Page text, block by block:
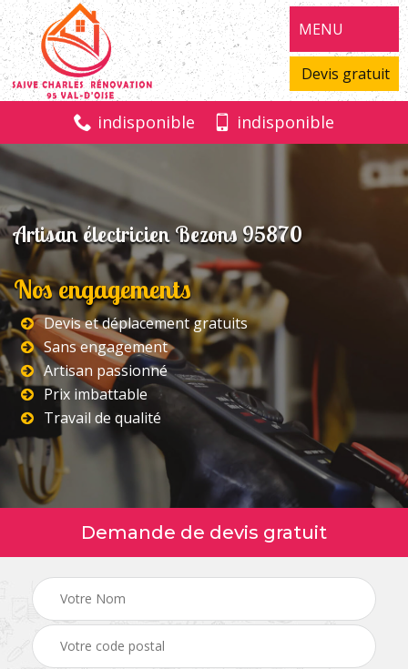
MENU
Devis gratuit
indisponible indisponible
Artisan électricien Bezons 95870
Nos engagements
Devis et déplacement gratuits
Sans engagement
Artisan passionné
Prix imbattable
Travail de qualité
Demande de devis gratuit